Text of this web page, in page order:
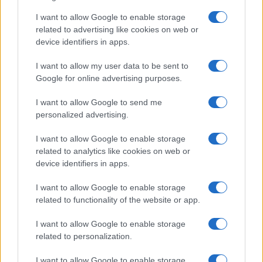
I want to allow Google to enable storage
related to advertising like cookies on web or
device identifiers in apps.
I want to allow my user data to be sent to
Google for online advertising purposes.
I want to allow Google to send me
personalized advertising.
I want to allow Google to enable storage
related to analytics like cookies on web or
device identifiers in apps.
I want to allow Google to enable storage
related to functionality of the website or app.
I want to allow Google to enable storage
related to personalization.
Gian Paolo Serino, 16 febbraio 2019
Leggi i commenti
SEDUTE SATIRICHE
Vignetta del 04/08/2026
Vai all'archivio delle vignette